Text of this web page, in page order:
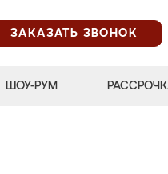
ЗАКАЗАТЬ ЗВОНОК
ШОУ-РУМ